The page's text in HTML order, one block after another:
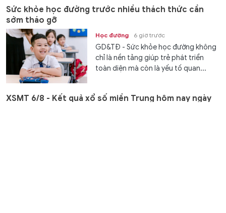
Sức khỏe học đường trước nhiều thách thức cần
sớm tháo gỡ
Học đường 6 giờ trước
GD&TĐ - Sức khỏe học đường không
chỉ là nền tảng giúp trẻ phát triển
toàn diện mà còn là yếu tố quan...
XSMT 6/8 - Kết quả xổ số miền Trung hôm nay ngày